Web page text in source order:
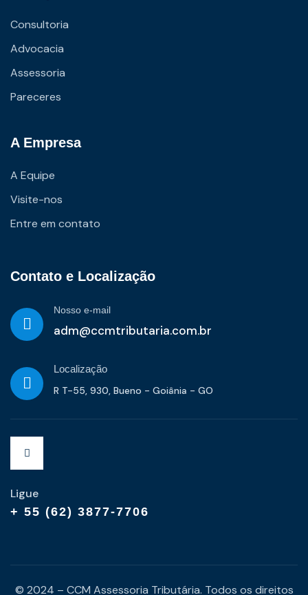
Consultoria
Advocacia
Assessoria
Pareceres
A Empresa
A Equipe
Visite-nos
Entre em contato
Contato e Localização
Nosso e-mail
adm@ccmtributaria.com.br
Localização
R T-55, 930, Bueno - Goiânia - GO
Ligue
+ 55 (62) 3877-7706
© 2024 – CCM Assessoria Tributária. Todos os direitos